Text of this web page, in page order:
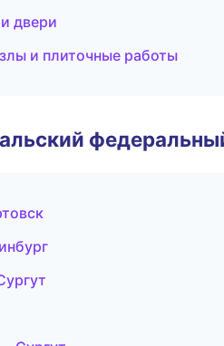
двери
и плиточные работы